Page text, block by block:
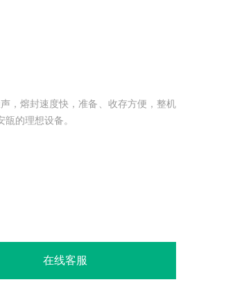
，熔封速度快，准备、收存方便，整机
的理想设备。
在线客服